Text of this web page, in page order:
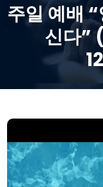
주일 예배
신다”